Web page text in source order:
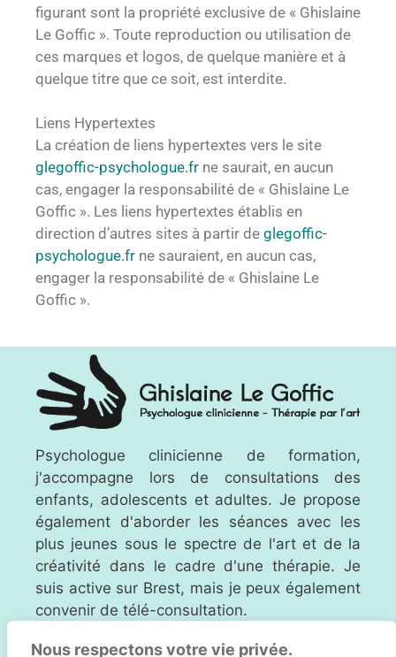
Nous respectons votre vie privée.
figurant sont la propriété exclusive de « Ghislaine
Le Goffic ». Toute reproduction ou utilisation de
ces marques et logos, de quelque manière et à
quelque titre que ce soit, est interdite.
Liens Hypertextes
La création de liens hypertextes vers le site
glegoffic-psychologue.fr ne saurait, en aucun
cas, engager la responsabilité de « Ghislaine Le
Goffic ». Les liens hypertextes établis en
direction d’autres sites à partir de glegoffic-
psychologue.fr ne sauraient, en aucun cas,
engager la responsabilité de « Ghislaine Le
Goffic ».
Psychologue clinicienne de formation,
j'accompagne lors de consultations des
enfants, adolescents et adultes. Je propose
également d'aborder les séances avec les
plus jeunes sous le spectre de l'art et de la
créativité dans le cadre d'une thérapie. Je
suis active sur Brest, mais je peux également
convenir de télé-consultation.